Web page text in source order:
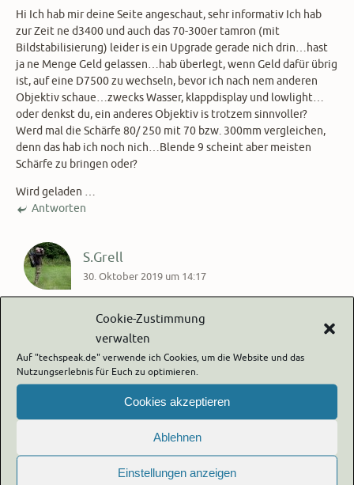
Cookie-Zustimmung
verwalten
Auf "techspeak.de" verwende ich Cookies, um die Website und das
Nutzungserlebnis für Euch zu optimieren.
Cookies akzeptieren
Ablehnen
Einstellungen anzeigen
Hi Ich hab mir deine Seite angeschaut, sehr informativ Ich hab
zur Zeit ne d3400 und auch das 70-300er tamron (mit
Bildstabilisierung) leider is ein Upgrade gerade nich drin…hast
ja ne Menge Geld gelassen…hab überlegt, wenn Geld dafür übrig
ist, auf eine D7500 zu wechseln, bevor ich nach nem anderen
Objektiv schaue…zwecks Wasser, klappdisplay und lowlight…
oder denkst du, ein anderes Objektiv is trotzem sinnvoller?
Werd mal die Schärfe 80/ 250 mit 70 bzw. 300mm vergleichen,
denn das hab ich noch nich…Blende 9 scheint aber meisten
Schärfe zu bringen oder?
Wird geladen …
Antworten
S.Grell
30. Oktober 2019 um 14:17
Vielen Dank für dein Feedback. Generell ist es schwierig
Tipps zu Equipment zu geben, wenn man das maximale
Wunsch Budget und das geplante Einsatzgebiet nicht kennt.
Generell ist die D3400 keine schlechte Kamera. Der
Funktions- Bedienumfang der D7500 ist natürlich schon
deutlich fortschrittlicher.
hat eine schnellere Serienbildgeschwindigkeit und auch
mehr AF Meßfelder. Das ist bei der Bildgestaltung schon viel